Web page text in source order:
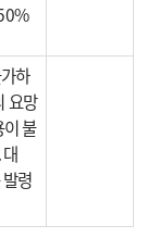
하
요망
불
령